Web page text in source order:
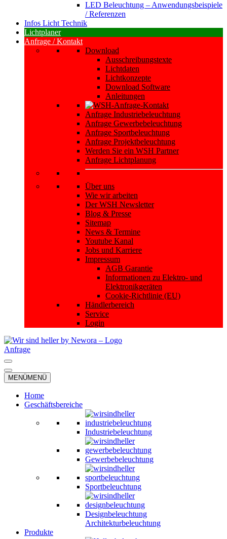
LED Beleuchtung – Anwendungsbeispiele
/ Referenzen
Infos Licht Technik
Lichtplaner
Anfrage / Kontakt
Download
Ausschreibungstexte
Lichtdaten
Lichtkonzepte
Download Software
Anleitungen
Anfrage Industriebeleuchtung
Anfrage Gewerbebeleuchtung
Anfrage Sportbeleuchtung
Anfrage Projektbeleuchtung
Werden Sie ein WSH Partner
Anfrage Lichtplanung
Über uns
Wie wir arbeiten
Der WSH Newsletter
Blog & Presse
Sitemap
News & Termine
Youtube Kanal
Jobs und Karriere
Impressum
AGB Garantie
Informationen zu Elektro- und
Elektronikgeräten
Cookie-Richtlinie (EU)
Händlerbereich
Service
Login
Anfrage
Navigationsmenü
Navigationsmenü
MENÜMENÜ
Home
Geschäftsbereiche
Industriebeleuchtung
Gewerbebeleuchtung
Sportbeleuchtung
Designbeleuchtung
Architekturbeleuchtung
Produkte